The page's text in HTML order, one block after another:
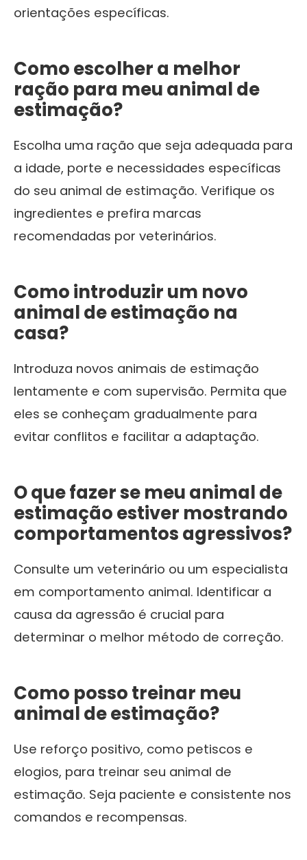
orientações específicas.
Como escolher a melhor
ração para meu animal de
estimação?
Escolha uma ração que seja adequada para
a idade, porte e necessidades específicas
do seu animal de estimação. Verifique os
ingredientes e prefira marcas
recomendadas por veterinários.
Como introduzir um novo
animal de estimação na
casa?
Introduza novos animais de estimação
lentamente e com supervisão. Permita que
eles se conheçam gradualmente para
evitar conflitos e facilitar a adaptação.
O que fazer se meu animal de
estimação estiver mostrando
comportamentos agressivos?
Consulte um veterinário ou um especialista
em comportamento animal. Identificar a
causa da agressão é crucial para
determinar o melhor método de correção.
Como posso treinar meu
animal de estimação?
Use reforço positivo, como petiscos e
elogios, para treinar seu animal de
estimação. Seja paciente e consistente nos
comandos e recompensas.